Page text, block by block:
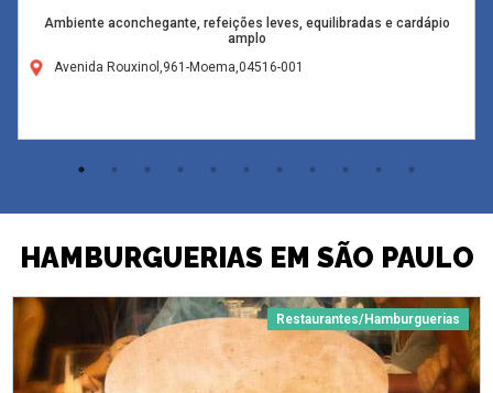
Ambiente aconchegante, refeições leves, equilibradas e cardápio
amplo
Avenida Rouxinol,961-Moema,04516-001
HAMBURGUERIAS EM SÃO PAULO
Restaurantes/Hamburguerias